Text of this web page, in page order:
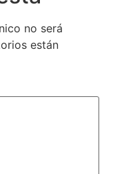
no será
están